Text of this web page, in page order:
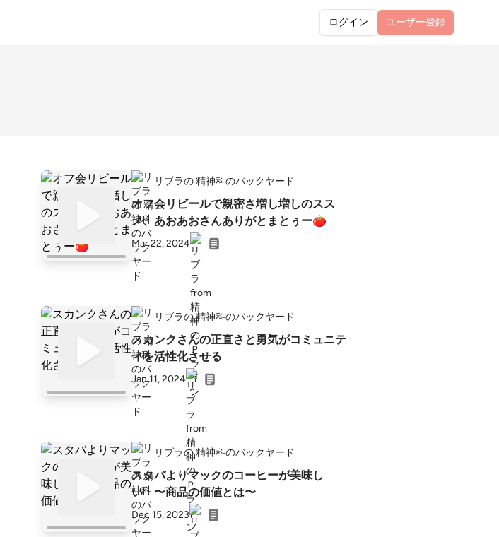
ログイン ユーザー登録
リブラの 精神科のバックヤード
オフ会リビールで親密さ増し増しのスス
メ、あおあおさんありがとまとぅー🍅
Mar 22, 2024
リブラの 精神科のバックヤード
スカンクさんの正直さと勇気がコミュニテ
ィを活性化させる
Jan 11, 2024
リブラの 精神科のバックヤード
スタバよりマックのコーヒーが美味し
い 〜商品の価値とは〜
Dec 15, 2023